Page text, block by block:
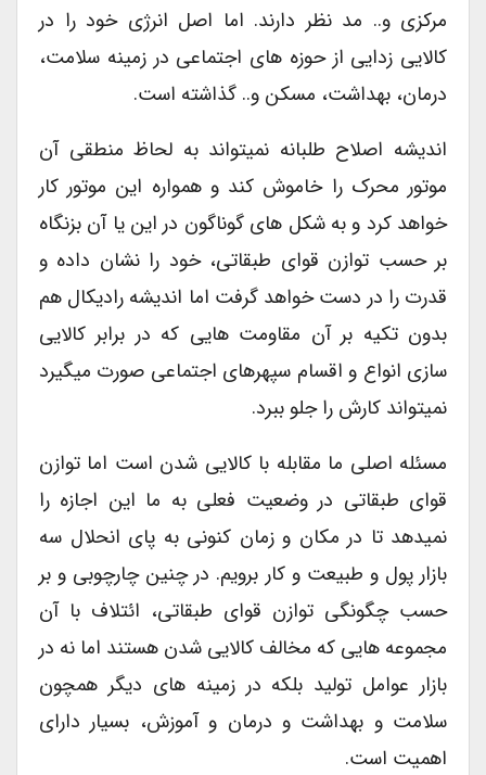
مرکزی و.. مد نظر دارند. اما اصل انرژی خود را در
کالایی زدایی از حوزه های اجتماعی در زمینه سلامت،
درمان، بهداشت، مسکن و.. گذاشته است.
اندیشه اصلاح طلبانه نمیتواند به لحاظ منطقی آن
موتور محرک را خاموش کند و همواره این موتور کار
خواهد کرد و به شکل های گوناگون در این یا آن بزنگاه
بر حسب توازن قوای طبقاتی، خود را نشان داده و
قدرت را در دست خواهد گرفت اما اندیشه رادیکال هم
بدون تکیه بر آن مقاومت هایی که در برابر کالایی
سازی انواع و اقسام سپهرهای اجتماعی صورت میگیرد
نمیتواند کارش را جلو ببرد.
مسئله اصلی ما مقابله با کالایی شدن است اما توازن
قوای طبقاتی در وضعیت فعلی به ما این اجازه را
نمیدهد تا در مکان و زمان کنونی به پای انحلال سه
بازار پول و طبیعت و کار برویم. در چنین چارچوبی و بر
حسب چگونگی توازن قوای طبقاتی، ائتلاف با آن
مجموعه هایی که مخالف کالایی شدن هستند اما نه در
بازار عوامل تولید بلکه در زمینه های دیگر همچون
سلامت و بهداشت و درمان و آموزش، بسیار دارای
اهمیت است.